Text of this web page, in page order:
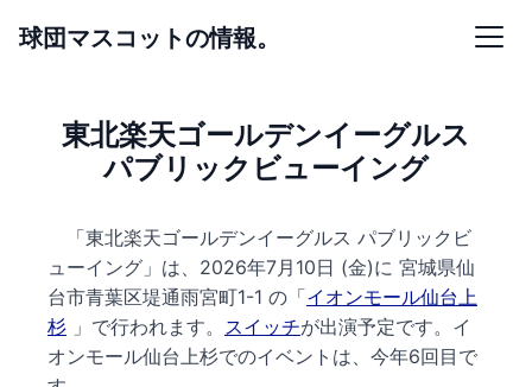
球団マスコットの情報。
東北楽天ゴールデンイーグルス
パブリックビューイング
「東北楽天ゴールデンイーグルス パブリックビ
ューイング」は、2026年7月10日 (金)に 宮城県仙
台市青葉区堤通雨宮町1-1 の 「イオンモール仙台上
杉 」で行われます。 スイッチが出演予定です。 イ
オンモール仙台上杉でのイベントは、今年6回目で